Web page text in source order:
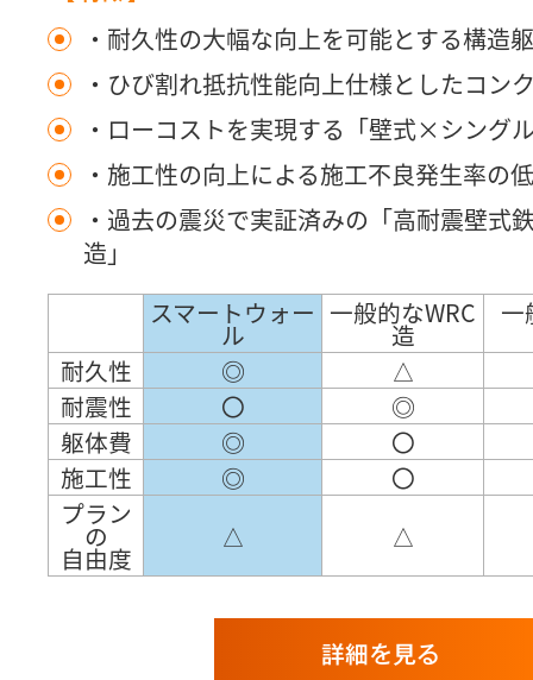
・耐久性の大幅な向上を可能とする構造
・ひび割れ抵抗性能向上仕様としたコン
・ローコストを実現する「壁式×シング
・施工性の向上による施工不良発生率の
・過去の震災で実証済みの「高耐震壁式
造」
スマートウォー
ル
一般的なWRC
造
一
耐久性
◎
△
耐震性
〇
◎
躯体費
◎
〇
施工性
◎
〇
プラン
の
自由度
△ △
詳細を見る